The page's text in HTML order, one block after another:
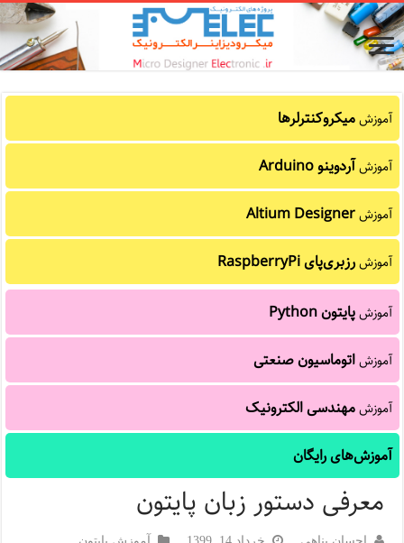
آموزشمیکروکنترلرها
آموزشآردوینو Arduino
آموزشAltium Designer
آموزشرزبری‌پای RaspberryPi
آموزشپایتون Python
آموزشاتوماسیون صنعتی
آموزشمهندسی الکترونیک
آموزش‌های رایگان
معرفی دستور زبان پایتون